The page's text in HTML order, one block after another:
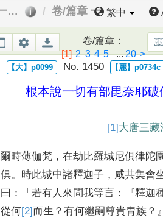
T1450 根本說一切有部毘奈耶破僧事 卷/篇章 一 繁中
卷/篇章 ：
[1] 2 3 4 5...20 >
No. 1450
根本說一切有部毘奈耶破
[1] 大唐三
爾時薄伽梵 ，在劫比羅城尼俱律陀
俱。 時此城中諸釋迦子 ， 咸共集會
曰 ：「若有人來問我等言 ：『釋迦
從何[2] 而生 ？有何繼嗣尊貴胄族 ？